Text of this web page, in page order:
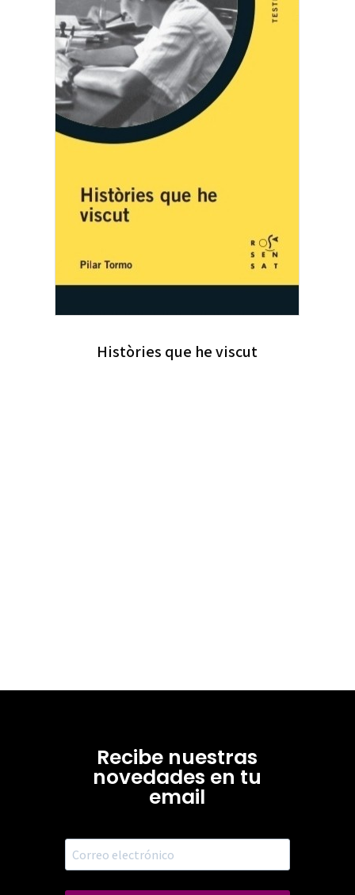
Històries que he viscut
Recibe nuestras
novedades en tu
email